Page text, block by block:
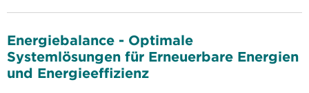
Energiebalance - Optimale
Systemlösungen für Erneuerbare Energien
und Energieeffizienz